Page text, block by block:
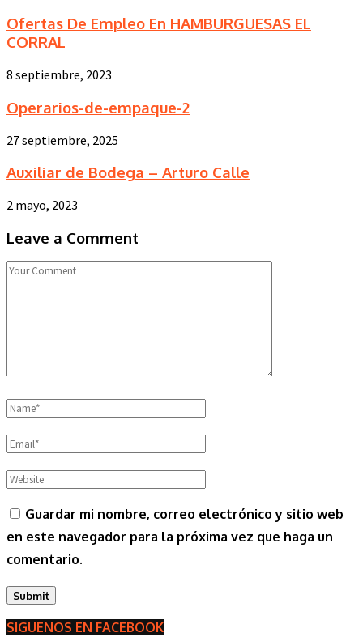
Ofertas De Empleo En HAMBURGUESAS EL
CORRAL
8 septiembre, 2023
Operarios-de-empaque-2
27 septiembre, 2025
Auxiliar de Bodega – Arturo Calle
2 mayo, 2023
Leave a Comment
Guardar mi nombre, correo electrónico y sitio web
en este navegador para la próxima vez que haga un
comentario.
SIGUENOS EN FACEBOOK